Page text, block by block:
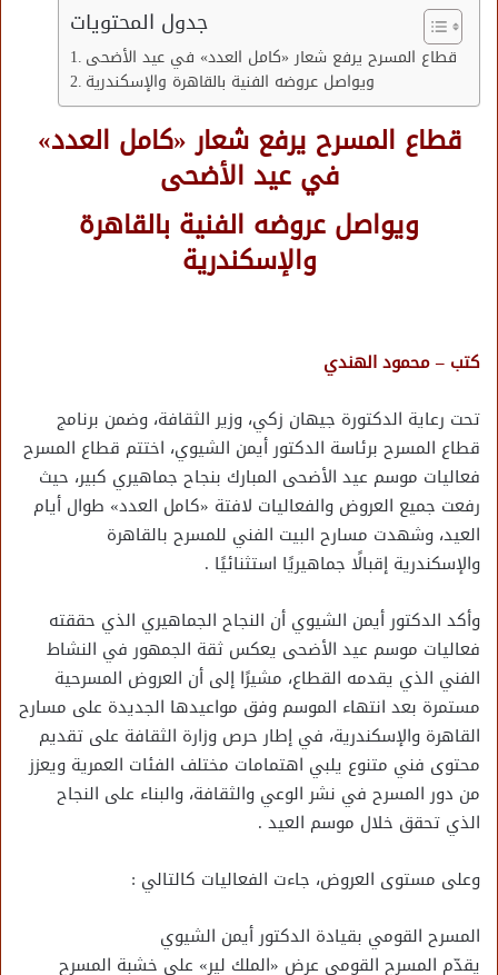
جدول المحتويات
قطاع المسرح يرفع شعار «كامل العدد» في عيد الأضحى
ويواصل عروضه الفنية بالقاهرة والإسكندرية
قطاع المسرح يرفع شعار «كامل العدد»
في عيد الأضحى
ويواصل عروضه الفنية بالقاهرة
والإسكندرية
كتب – محمود الهندي
تحت رعاية الدكتورة جيهان زكي، وزير الثقافة، وضمن برنامج
قطاع المسرح برئاسة الدكتور أيمن الشيوي، اختتم قطاع المسرح
فعاليات موسم عيد الأضحى المبارك بنجاح جماهيري كبير، حيث
رفعت جميع العروض والفعاليات لافتة «كامل العدد» طوال أيام
العيد، وشهدت مسارح البيت الفني للمسرح بالقاهرة
والإسكندرية إقبالًا جماهيريًا استثنائيًا .
وأكد الدكتور أيمن الشيوي أن النجاح الجماهيري الذي حققته
فعاليات موسم عيد الأضحى يعكس ثقة الجمهور في النشاط
الفني الذي يقدمه القطاع، مشيرًا إلى أن العروض المسرحية
مستمرة بعد انتهاء الموسم وفق مواعيدها الجديدة على مسارح
القاهرة والإسكندرية، في إطار حرص وزارة الثقافة على تقديم
محتوى فني متنوع يلبي اهتمامات مختلف الفئات العمرية ويعزز
من دور المسرح في نشر الوعي والثقافة، والبناء على النجاح
الذي تحقق خلال موسم العيد .
وعلى مستوى العروض، جاءت الفعاليات كالتالي :
المسرح القومي بقيادة الدكتور أيمن الشيوي
يقدّم المسرح القومي عرض «الملك لير» على خشبة المسرح